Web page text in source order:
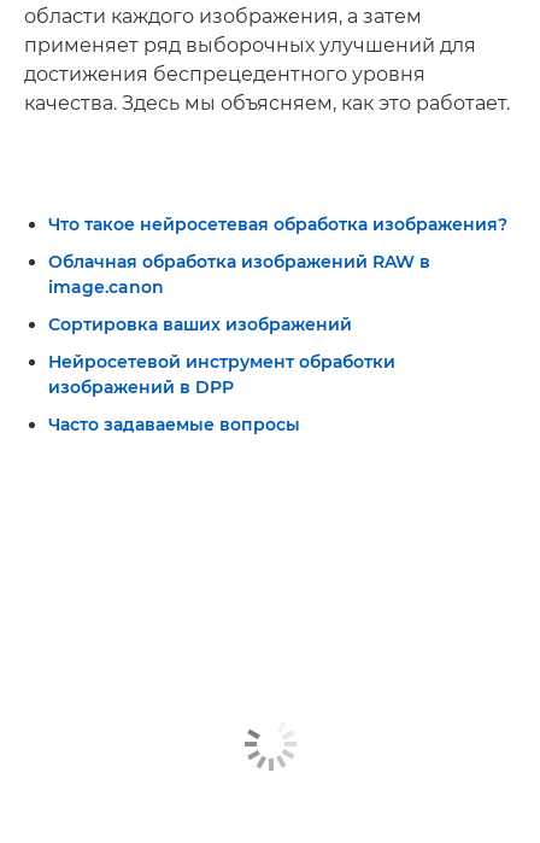
области каждого изображения, а затем
применяет ряд выборочных улучшений для
достижения беспрецедентного уровня
качества. Здесь мы объясняем, как это работает.
Что такое нейросетевая обработка изображения?
Облачная обработка изображений RAW в
image.canon
Сортировка ваших изображений
Нейросетевой инструмент обработки
изображений в DPP
Часто задаваемые вопросы